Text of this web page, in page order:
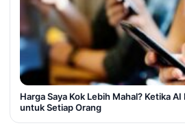
Harga Saya Kok Lebih Mahal? Ketika
untuk Setiap Orang